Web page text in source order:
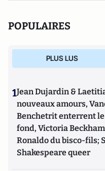
POPULAIRES
PLUS LUS
1Jean Dujardin &
nouveaux amours,
Benchetrit enterrent
fond, Victoria
Ronaldo du bisco-fils;
Shakespeare queer